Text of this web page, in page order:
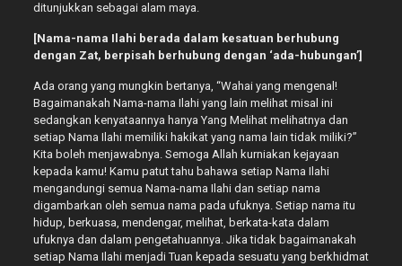
ditunjukkan sebagai alam maya.
[Nama-nama Ilahi berada dalam kesatuan berhubung
dengan Zat, berpisah berhubung dengan ‘ada-hubungan’]
Ada orang yang mungkin bertanya, “Wahai yang mengenal!
Bagaimanakah Nama-nama Ilahi yang lain melihat misal ini
sedangkan kenyataannya hanya Yang Melihat melihatnya dan
setiap Nama Ilahi memiliki hakikat yang nama lain tidak miliki?”
Kita boleh menjawabnya. Semoga Allah kurniakan kejayaan
kepada kamu! Kamu patut tahu bahawa setiap Nama Ilahi
mengandungi semua Nama-nama Ilahi dan setiap nama
digambarkan oleh semua nama pada ufuknya. Setiap nama itu
hidup, berkuasa, mendengar, melihat, berkata-kata dalam
ufuknya dan dalam pengetahuannya. Jika tidak bagaimanakah
setiap Nama Ilahi menjadi Tuan kepada sesuatu yang berkhidmat